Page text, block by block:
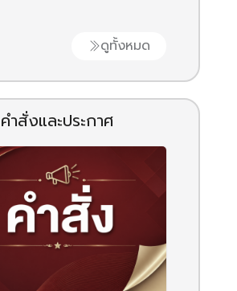
ดูทั้งหมด
คำสั่งและประกาศ